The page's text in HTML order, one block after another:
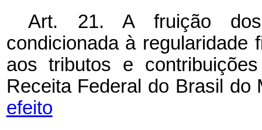
Art. 21. A fruição
condicionada à
aos tributos e
Receita Federal do Brasil
efeito